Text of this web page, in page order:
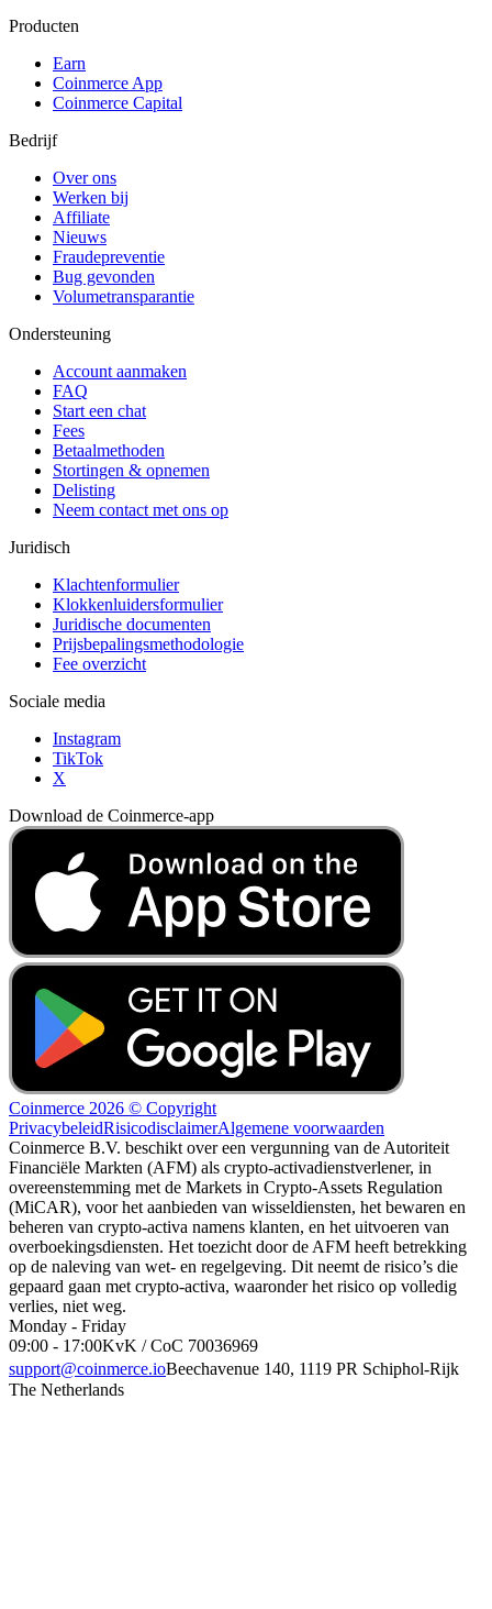
Producten
Earn
Coinmerce App
Coinmerce Capital
Bedrijf
Over ons
Werken bij
Affiliate
Nieuws
Fraudepreventie
Bug gevonden
Volumetransparantie
Ondersteuning
Account aanmaken
FAQ
Start een chat
Fees
Betaalmethoden
Stortingen & opnemen
Delisting
Neem contact met ons op
Juridisch
Klachtenformulier
Klokkenluidersformulier
Juridische documenten
Prijsbepalingsmethodologie
Fee overzicht
Sociale media
Instagram
TikTok
X
Download de Coinmerce-app
Coinmerce 2026 © Copyright
PrivacybeleidRisicodisclaimerAlgemene voorwaarden
Coinmerce B.V. beschikt over een vergunning van de Autoriteit
Financiële Markten (AFM) als crypto-activadienstverlener, in
overeenstemming met de Markets in Crypto-Assets Regulation
(MiCAR), voor het aanbieden van wisseldiensten, het bewaren en
beheren van crypto-activa namens klanten, en het uitvoeren van
overboekingsdiensten. Het toezicht door de AFM heeft betrekking
op de naleving van wet- en regelgeving. Dit neemt de risico’s die
gepaard gaan met crypto-activa, waaronder het risico op volledig
verlies, niet weg.
Monday - Friday
09:00 - 17:00KvK / CoC 70036969
support@coinmerce.ioBeechavenue 140, 1119 PR Schiphol-Rijk
The Netherlands